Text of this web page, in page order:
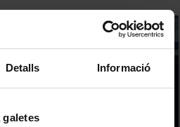
Detalls Informació